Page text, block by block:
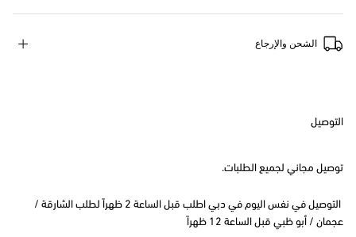
الشحن والإرجاع
التوصيل
توصيل مجاني لجميع الطلبات.
التوصيل في نفس اليوم في دبي اطلب قبل الساعة 2 ظهراً لطلب الشارقة /
عجمان / أبو ظبي قبل الساعة 12 ظهراً